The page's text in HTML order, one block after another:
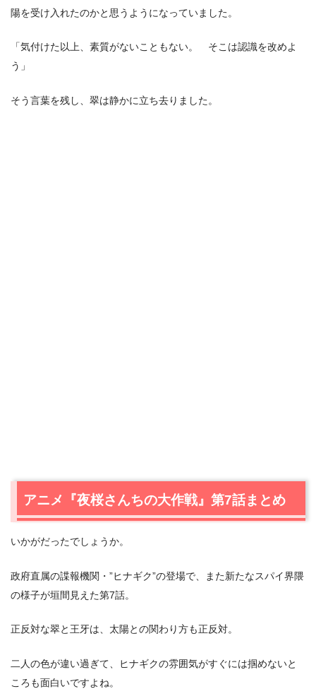
陽を受け入れたのかと思うようになっていました。
「気付けた以上、素質がないこともない。 そこは認識を改めよ
う」
そう言葉を残し、翠は静かに立ち去りました。
アニメ『夜桜さんちの大作戦』第7話まとめ
いかがだったでしょうか。
政府直属の諜報機関・”ヒナギク”の登場で、また新たなスパイ界隈
の様子が垣間見えた第7話。
正反対な翠と王牙は、太陽との関わり方も正反対。
二人の色が違い過ぎて、ヒナギクの雰囲気がすぐには掴めないと
ころも面白いですよね。